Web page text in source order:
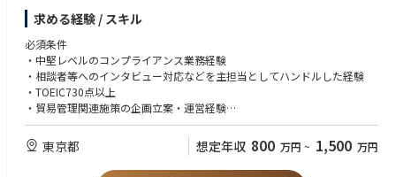
②物流コンプライアンス
安全保障貿易管理に関連する業務全般、外為法、米国経済制裁、米国再輸
出規制への遵守対応、取引審査、相談案件対応、教育研修、国内外グルー
プ会社の体制構築・整備支援、関係団体活動（日本貿易会、CISTEC等）、
経産省対応窓口（CP届出、包括承認取得、立入検査等）
③貿易管理課
の適正利用やAEO事業者としての業務の適正運営を含むグループ内の関税
コンプライアンス推進に関する業務
求める経験 / スキル
必須条件
・中堅レベルのコンプライアンス業務経験
・相談者等へのインタビュー対応などを主担当としてハンドルした経験
・TOEIC730点以上
・貿易管理関連施策の企画立案・運営経験
希望条件
・外為法および輸出関連法規への一定の知見
・輸出取引審査の経験者（期間は問わず）
東京都 想定年収 800 万円 ~ 1,500 万円